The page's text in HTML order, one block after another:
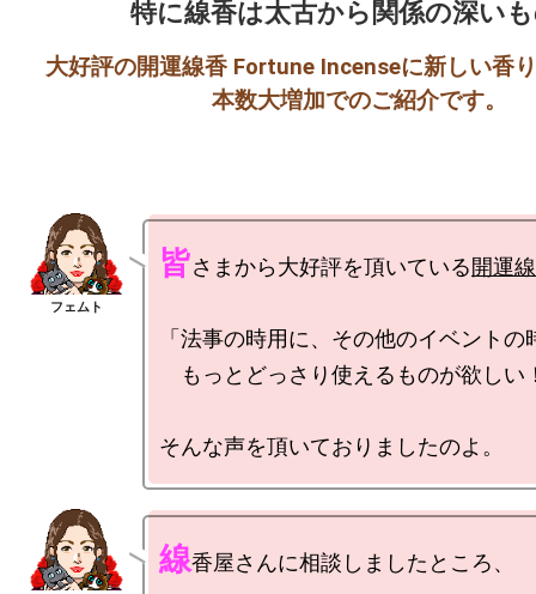
大好評の開運線香 Fortune Incenseに新しい香
皆さまから大好評を頂いている開運
「法事の時用に、その他のイベントの
もっとどっさり使えるものが欲しい
線香屋さんに相談しましたところ、